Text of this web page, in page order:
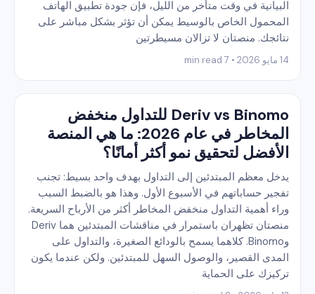
البيانية في وقت متأخر من الليل، فإن جودة تطبيق الهاتف
المحمول الخاص بالوسيط يمكن أن تؤثر بشكل مباشر على
نتائجك. منصتان لا تزالان مسيطرتين
14 مايو 2026 • 7 min read
Deriv vs Binomo للتداول منخفض
المخاطر في عام 2026: ما هي المنصة
الأفضل لتحقيق نمو أكثر أمانًا؟
يدخل معظم المبتدئين إلى التداول بهدف واحد بسيط: تجنب
تفجير حساباتهم في الأسبوع الأول. وهذا هو بالضبط السبب
وراء أهمية التداول منخفض المخاطر أكثر من الأرباح السريعة.
منصتان تظهران باستمرار في مناقشات المبتدئين هما Deriv
وBinomo. كلاهما يسمح بالودائع الصغيرة، والتداول على
المدى القصير، والوصول السهل للمبتدئين. ولكن عندما يكون
تركيزك على الحماية